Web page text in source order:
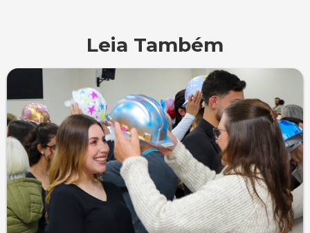
Leia Também